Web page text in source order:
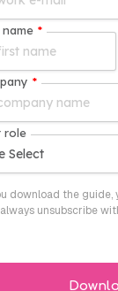
*
*
role
download the guide,
unsubscribe